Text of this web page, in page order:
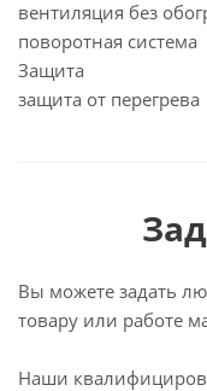
вентиляция без
поворотная система
Защита
защита от перегрева
Вы можете задать
товару или работе
Наши